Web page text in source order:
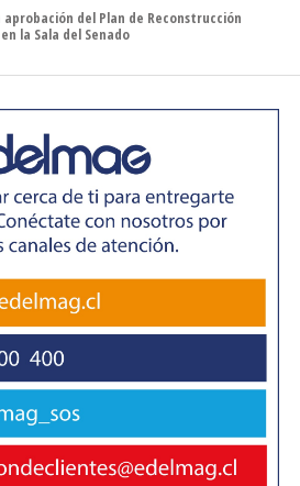
aprobación del Plan de Reconstrucción
la Sala del Senado